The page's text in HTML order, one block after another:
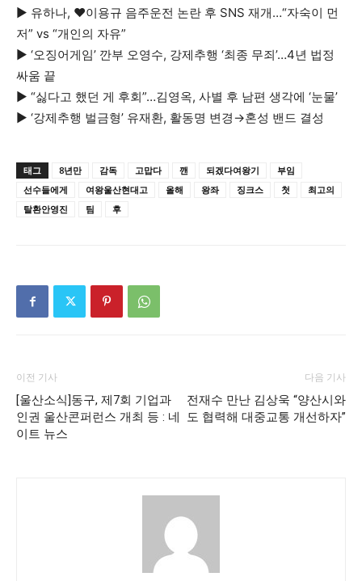
▶ 유하나, ♥이용규 음주운전 논란 후 SNS 재개…“자숙이 먼
저” vs “개인의 자유”
▶ ‘오징어게임’ 깐부 오영수, 강제추행 ‘최종 무죄’…4년 법정
싸움 끝
▶ “싫다고 했던 게 후회”…김영옥, 사별 후 남편 생각에 ‘눈물’
▶ ‘강제추행 벌금형’ 유재환, 활동명 변경→혼성 밴드 결성
태그 8년만 감독 고맙다 깬 되겠다여왕기
부임
선수들에게
여왕울산현대고 올해 왕좌 징크스 첫
최고의
탈환안영진
팀 후
이전 기사
[울산소식]동구, 제7회 기업과
인권 울산콘퍼런스 개최 등 : 네
이트 뉴스
다음 기사
전재수 만난 김상욱 “양산시와
도 협력해 대중교통 개선하자”